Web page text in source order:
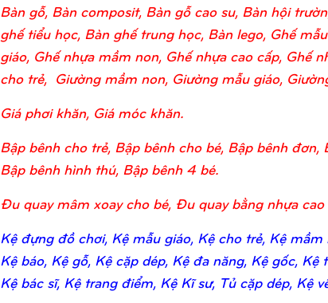
Bàn gỗ, Bàn composit, Bàn gỗ cao su, Bàn hội
ghế tiểu học, Bàn ghế trung học, Bàn lego, Ghế
giáo, Ghế nhựa mầm non, Ghế nhựa cao cấp, Ghế
cho trẻ, Giường mầm non, Giường mẫu giáo,
Giá phơi khăn, Giá móc khăn.
Bập bênh cho trẻ, Bập bênh cho bé, Bập bênh
Bập bênh hình thú, Bập bênh 4 bé.
Đu quay mâm xoay cho bé, Đu quay bằng nhựa
Kệ đựng đồ chơi, Kệ mẫu giáo, Kệ cho trẻ, Kệ
Kệ báo, Kệ gỗ, Kệ cặp dép, Kệ đa năng, Kệ gốc,
Kệ bác sĩ, Kệ trang điểm, Kệ Kĩ sư, Tủ cặp dép, Kệ